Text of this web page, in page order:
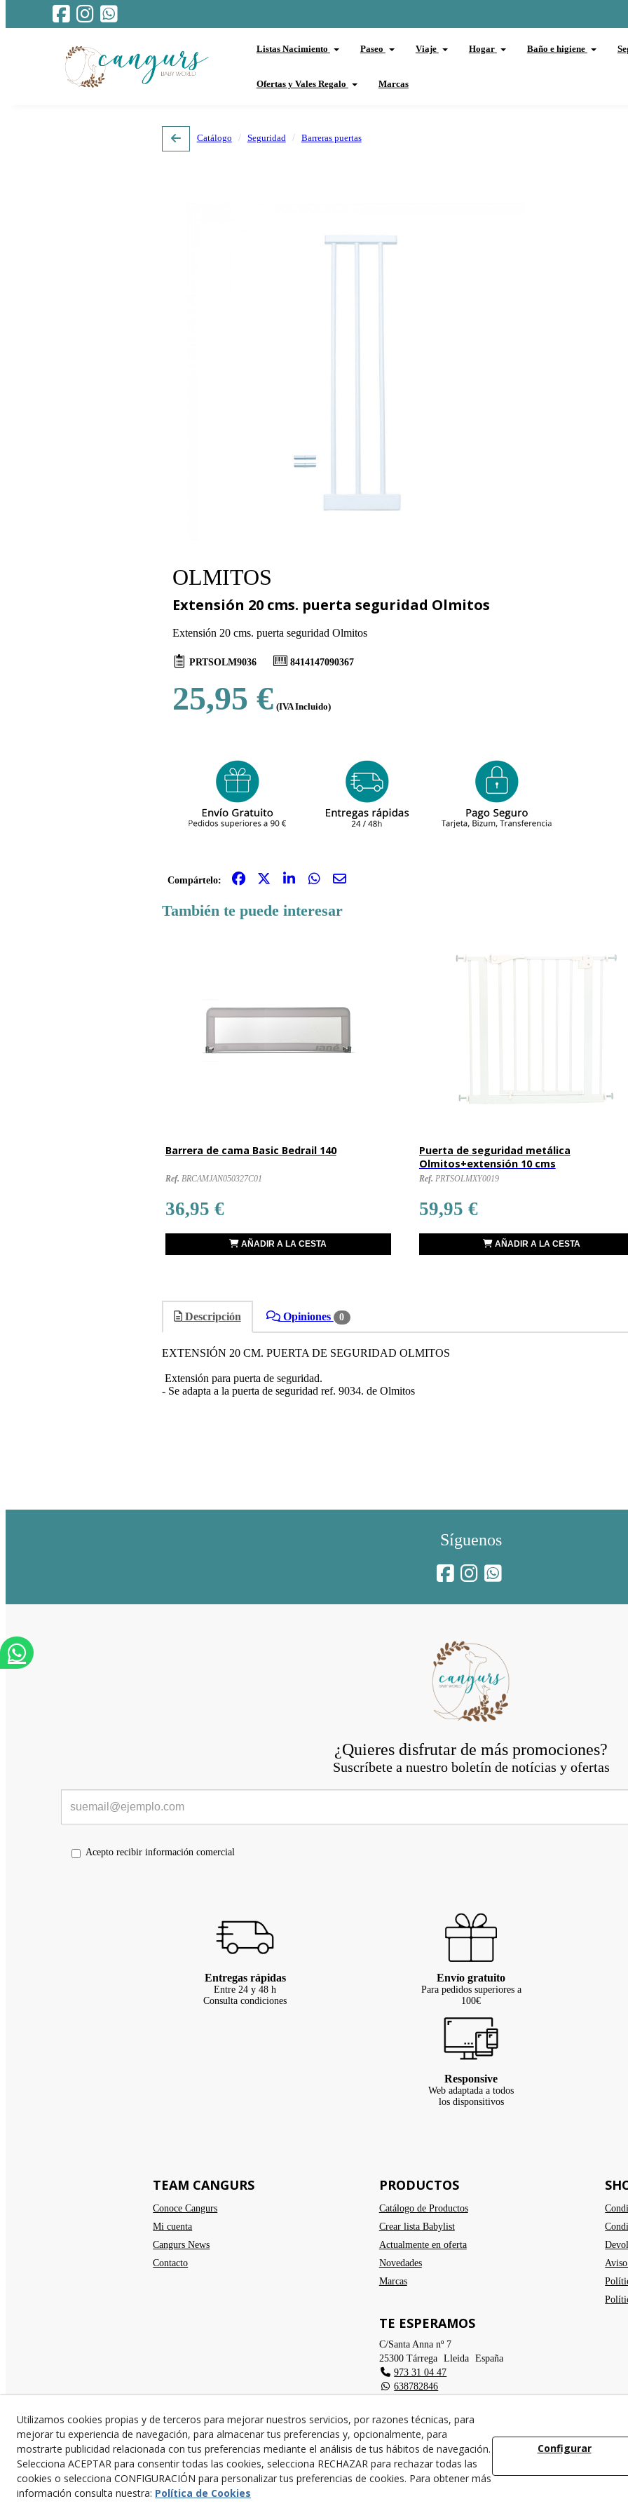
Listas Nacimiento Paseo Viaje Hogar Baño e higiene
Ofertas y Vales Regalo Marcas
Catálogo Seguridad Barreras puertas
OLMITOS
Extensión 20 cms. puerta seguridad Olmitos
Extensión 20 cms. puerta seguridad Olmitos
PRTSOLM9036 8414147090367
25,95 € (IVA Incluido)
Compártelo:
También te puede interesar
Barrera de cama Basic Bedrail 140
Ref. BRCAMJAN050327C01
36,95 €
AÑADIR A LA CESTA
Puerta de seguridad metálica
Olmitos+extensión 10 cms
Ref. PRTSOLMXY0019
59,95 €
AÑADIR A LA CESTA
Descripción Opiniones 0
EXTENSIÓN 20 CM. PUERTA DE SEGURIDAD OLMITOS
Extensión para puerta de seguridad.
- Se adapta a la puerta de seguridad ref. 9034. de Olmitos
Síguenos
¿Quieres disfrutar de más promociones?
Suscríbete a nuestro boletín de notícias y ofertas
Acepto recibir información comercial
Entregas rápidas
Entre 24 y 48 h
Consulta condiciones
Envío gratuito
Para pedidos superiores a
100€
Responsive
Web adaptada a todos
los disponsitivos
TEAM CANGURS
Conoce Cangurs
Mi cuenta
Cangurs News
Contacto
PRODUCTOS
Catálogo de Productos
Crear lista Babylist
Actualmente en oferta
Novedades
Marcas
TE ESPERAMOS
C/Santa Anna nº 7
25300 Tárrega( Lleida) España
973 31 04 47
638782846
© 08/2026 Cangurs - Todos los derechos reservados.
Utilizamos cookies propias y de terceros para mejorar nuestros servicios, por razones técnicas, para
mejorar tu experiencia de navegación, para almacenar tus preferencias y, opcionalmente, para
mostrarte publicidad relacionada con tus preferencias mediante el análisis de tus hábitos de navegación.
Selecciona ACEPTAR para consentir todas las cookies, selecciona RECHAZAR para rechazar todas las
cookies o selecciona CONFIGURACIÓN para personalizar tus preferencias de cookies. Para obtener más
información consulta nuestra: Política de Cookies
Configurar